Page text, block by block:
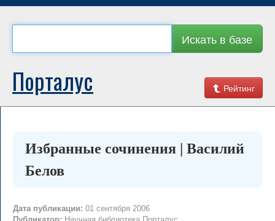
Искать в базе
Рейтинг
Порталус
Избранные сочинения | Василий
Белов
Дата публикации: 01 сентября 2006